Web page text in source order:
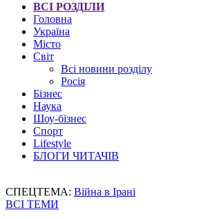
ВСІ РОЗДІЛИ
Головна
Україна
Місто
Світ
Всі новини розділу
Росія
Бізнес
Наука
Шоу-бізнес
Спорт
Lifestyle
БЛОГИ ЧИТАЧІВ
СПЕЦТЕМА: Війна в Ірані
ВСІ ТЕМИ